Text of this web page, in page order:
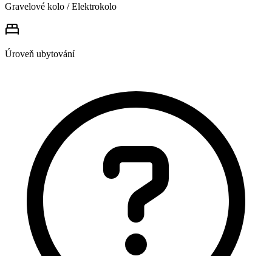
Gravelové kolo / Elektrokolo
Úroveň ubytování